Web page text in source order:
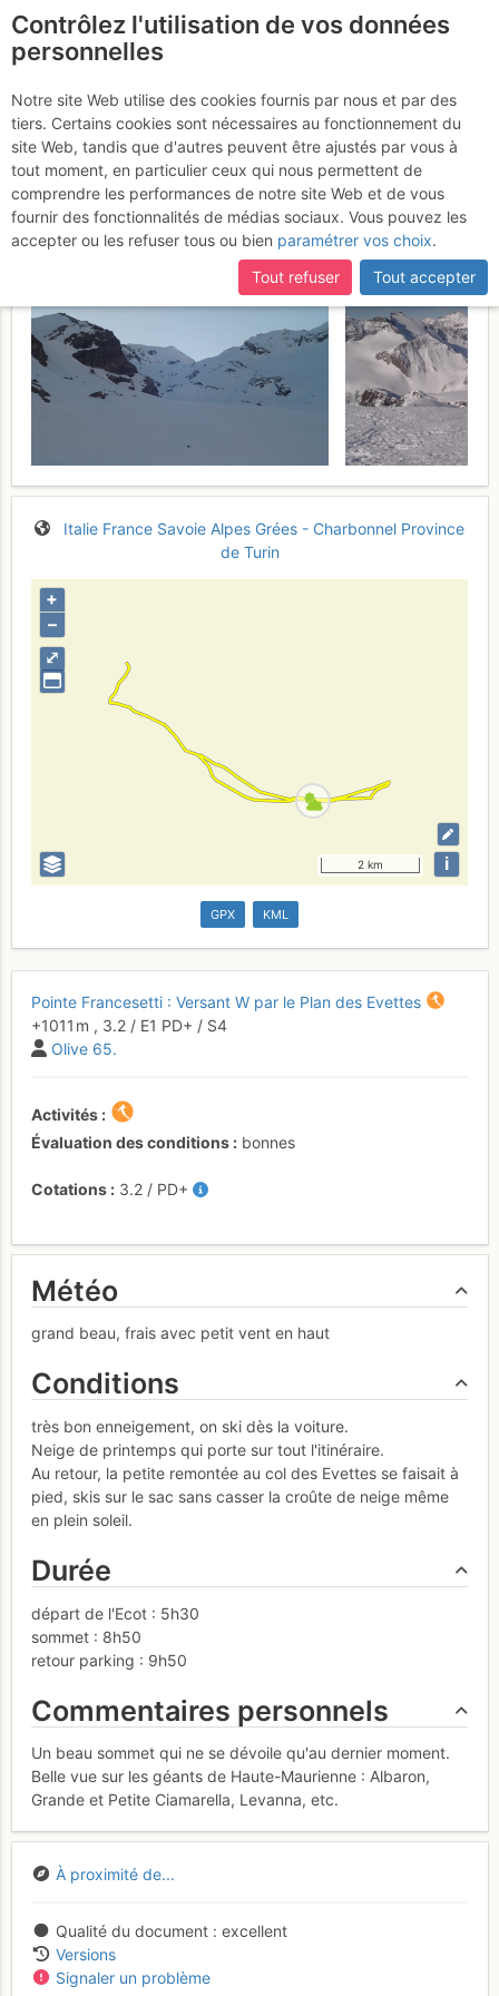
Pointe Francesetti :
Versant W par le Plan des
Evettes
Mercredi 10 mai 2017
Italie France Savoie Alpes Grées - Charbonnel Province
de Turin
⤢
+
–
2 km i
GPX KML
Pointe Francesetti : Versant W par le Plan des Evettes
+1011 m , 3.2 / E1 PD+ / S4
Olive 65.
Activités
Évaluation des conditions
bonnes
Cotations 3.2 / PD+
Météo
grand beau, frais avec petit vent en haut
Conditions
très bon enneigement, on ski dès la voiture.
Neige de printemps qui porte sur tout l'itinéraire.
Au retour, la petite remontée au col des Evettes se faisait à
pied, skis sur le sac sans casser la croûte de neige même
en plein soleil.
Durée
départ de l'Ecot : 5h30
sommet : 8h50
retour parking : 9h50
Commentaires personnels
Un beau sommet qui ne se dévoile qu'au dernier moment.
Belle vue sur les géants de Haute-Maurienne : Albaron,
Grande et Petite Ciamarella, Levanna, etc.
À proximité de...
Qualité du document
excellent
Versions
Signaler un problème
Contrôlez l'utilisation de vos données
personnelles
Notre site Web utilise des cookies fournis par nous et par des
tiers. Certains cookies sont nécessaires au fonctionnement du
site Web, tandis que d'autres peuvent être ajustés par vous à
tout moment, en particulier ceux qui nous permettent de
comprendre les performances de notre site Web et de vous
fournir des fonctionnalités de médias sociaux. Vous pouvez les
accepter ou les refuser tous ou bien paramétrer vos choix.
Tout refuser
Tout accepter